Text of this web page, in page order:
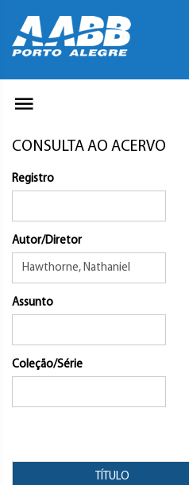
CONSULTA AO ACERVO
Registro
Autor/Diretor
Assunto
Coleção/Série
TÍTULO